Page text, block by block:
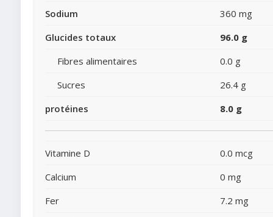
Sodium
360 mg
Glucides totaux
96.0 g
Fibres alimentaires
0.0 g
Sucres
26.4 g
protéines
8.0 g
Vitamine D
0.0 mcg
Calcium
0 mg
Fer
7.2 mg